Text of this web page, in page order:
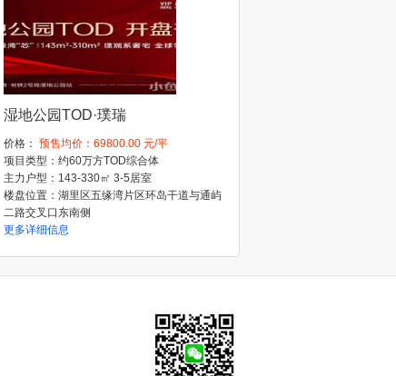
湿地公园TOD·璞瑞
价格： 预售均价：69800.00 元/平
项目类型：约60万方TOD综合体
主力户型：143-330㎡ 3-5居室
楼盘位置：湖里区五缘湾片区环岛干道与通屿
二路交叉口东南侧
更多详细信息